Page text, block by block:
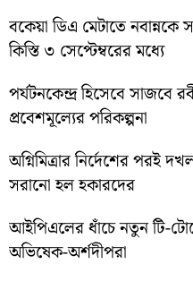
বকেয়া ডিএ মেটাতে
কিস্তি ৩ সেপ্টেম্বরের মধ্যে
পর্যটনকেন্দ্র হিসেবে সাজবে
প্রবেশমূল্যের পরিকল্পনা
অগ্নিমিত্রার নির্দেশের পরই
সরানো হল হকারদের
আইপিএলের ধাঁচে নতুন টি-
অভিষেক-অর্শদীপরা